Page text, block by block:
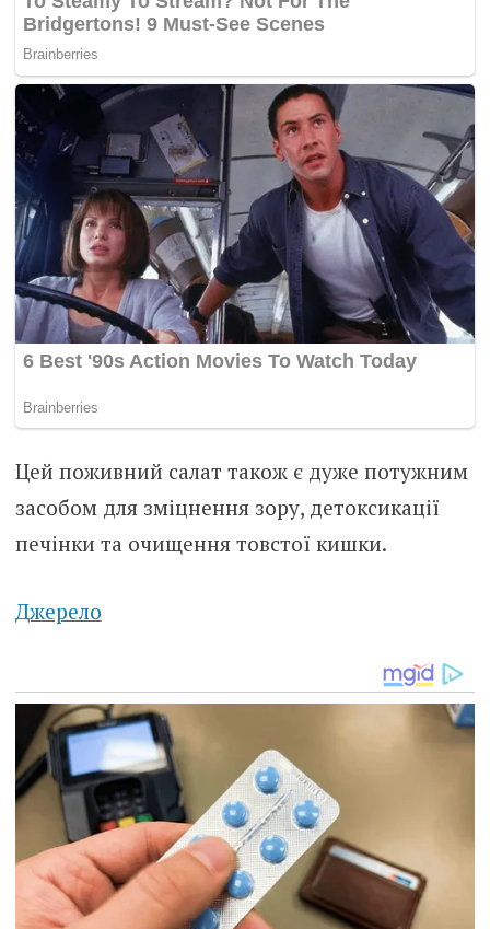
Цей поживний салат також є дуже потужним
засобом для зміцнення зору, детоксикації
печінки та очищення товстої кишки.
Джерело